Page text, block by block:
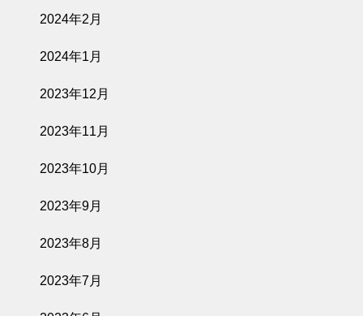
2024年2月
2024年1月
2023年12月
2023年11月
2023年10月
2023年9月
2023年8月
2023年7月